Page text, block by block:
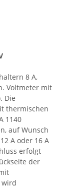
8 A,
Voltmeter mit
Die
thermischen
1140
auf Wunsch
A oder 16 A
erfolgt
der
wird